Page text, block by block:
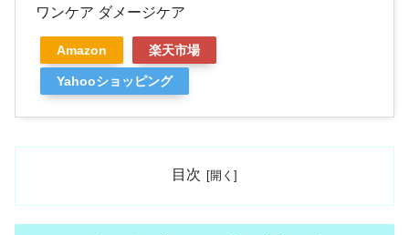
ワンケア ダメージケア
Amazon 楽天市場
Yahooショッピング
目次